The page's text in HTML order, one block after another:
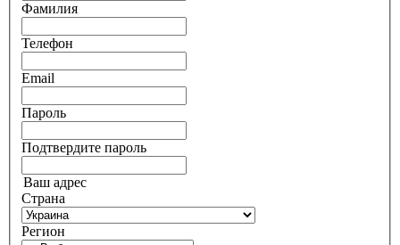
Фамилия
Телефон
Email
Пароль
Подтвердите пароль
Ваш адрес
Страна
Регион